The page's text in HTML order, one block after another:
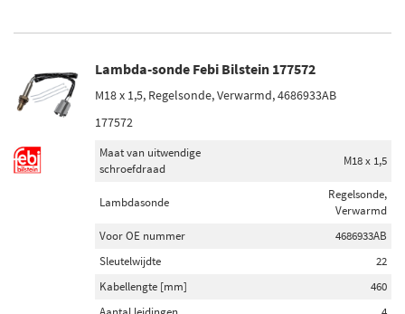
Lambda-sonde Febi Bilstein 177572
M18 x 1,5, Regelsonde, Verwarmd, 4686933AB
177572
Maat van uitwendige
schroefdraad
M18 x 1,5
Lambdasonde
Regelsonde,
Verwarmd
Voor OE nummer
4686933AB
Sleutelwijdte
22
Kabellengte [mm]
460